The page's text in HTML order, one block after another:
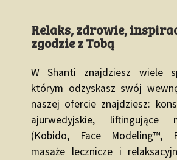
Relaks, zdrowie,
zgodzie z Tobą
W Shanti znajdziesz wiele
którym odzyskasz swój
naszej ofercie znajdziesz:
ajurwedyjskie, liftingujące
(Kobido, Face Modeling™,
masaże lecznicze i